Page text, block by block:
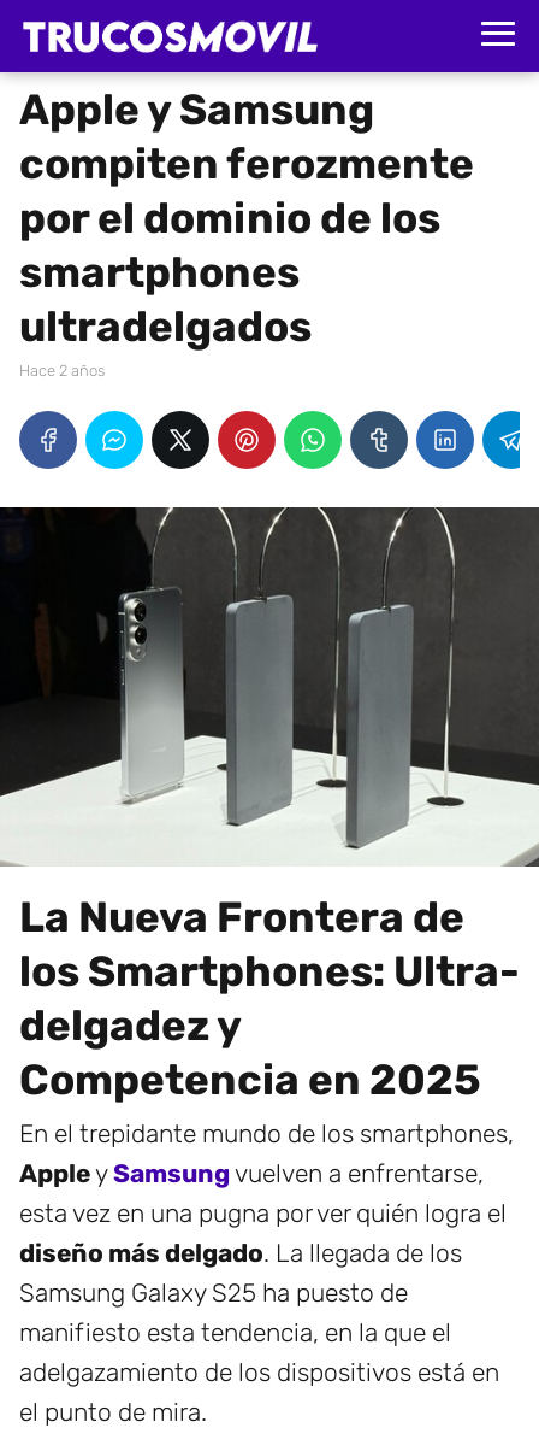
Apple y Samsung
compiten ferozmente
por el dominio de los
smartphones
ultradelgados
hace 2 años
La Nueva Frontera de
los Smartphones: Ultra-
delgadez y
Competencia en 2025
En el trepidante mundo de los smartphones,
AppleySamsung vuelven a enfrentarse,
esta vez en una pugna por ver quién logra el
diseño más delgado. La llegada de los
Samsung Galaxy S25 ha puesto de
manifiesto esta tendencia, en la que el
adelgazamiento de los dispositivos está en
el punto de mira.